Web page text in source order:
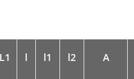
L1 l l1 l2 А